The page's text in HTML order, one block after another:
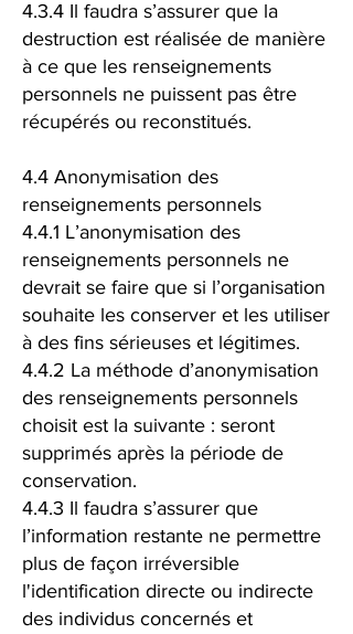
4.3.4 Il faudra s’assurer que la
destruction est réalisée de manière
à ce que les renseignements
personnels ne puissent pas être
récupérés ou reconstitués.
4.4 Anonymisation des
renseignements personnels
4.4.1 L’anonymisation des
renseignements personnels ne
devrait se faire que si l’organisation
souhaite les conserver et les utiliser
à des fins sérieuses et légitimes.
4.4.2 La méthode d’anonymisation
des renseignements personnels
choisit est la suivante : seront
supprimés après la période de
conservation.
4.4.3 Il faudra s’assurer que
l’information restante ne permettre
plus de façon irréversible
l'identification directe ou indirecte
des individus concernés et